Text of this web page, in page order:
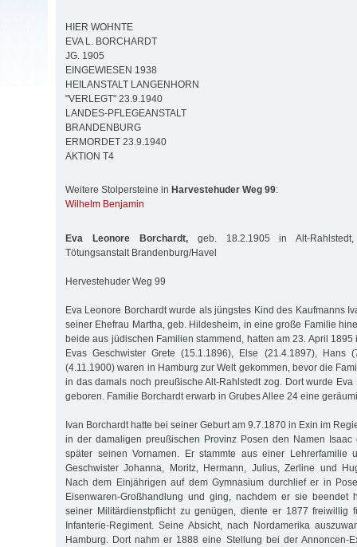
HIER WOHNTE
EVA L. BORCHARDT
JG. 1905
EINGEWIESEN 1938
HEILANSTALT LANGENHORN
"VERLEGT" 23.9.1940
LANDES-PFLEGEANSTALT
BRANDENBURG
ERMORDET 23.9.1940
AKTION T4
Weitere Stolpersteine in Harvestehuder Weg 99:
Wilhelm Benjamin
Eva Leonore Borchardt,geb. 18.2.1905 in Alt-Rahlstedt,
Tötungsanstalt Brandenburg/Havel
Hervestehuder Weg 99
Eva Leonore Borchardt wurde als jüngstes Kind des Kaufmanns
seiner Ehefrau Martha, geb. Hildesheim, in eine große Familie
beide aus jüdischen Familien stammend, hatten am 23. April
Evas Geschwister Grete (15.1.1896), Else (21.4.1897), Hans
(4.11.1900) waren in Hamburg zur Welt gekommen, bevor die
in das damals noch preußische Alt-Rahlstedt zog. Dort wurde
geboren. Familie Borchardt erwarb in Grubes Allee 24 eine
Ivan Borchardt hatte bei seiner Geburt am 9.7.1870 in Exin im
in der damaligen preußischen Provinz Posen den Namen Isaac
später seinen Vornamen. Er stammte aus einer Lehrerfamilie
Geschwister Johanna, Moritz, Hermann, Julius, Zerline und
Nach dem Einjährigen auf dem Gymnasium durchlief er in
Eisenwaren-Großhandlung und ging, nachdem er sie beendet
seiner Militärdienstpflicht zu genügen, diente er 1877 freiwillig
Infanterie-Regiment. Seine Absicht, nach Nordamerika
Hamburg. Dort nahm er 1888 eine Stellung bei der Annoncen-